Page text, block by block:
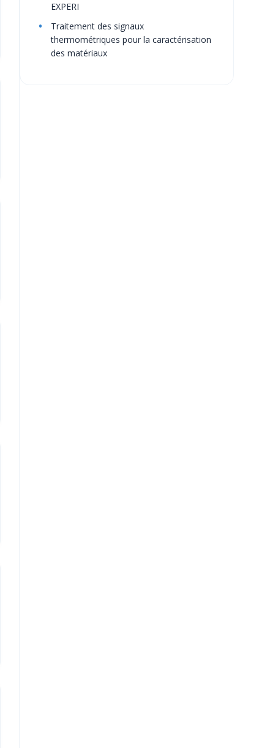
EXPERI
Traitement des signaux
thermométriques pour la caractérisation
des matériaux